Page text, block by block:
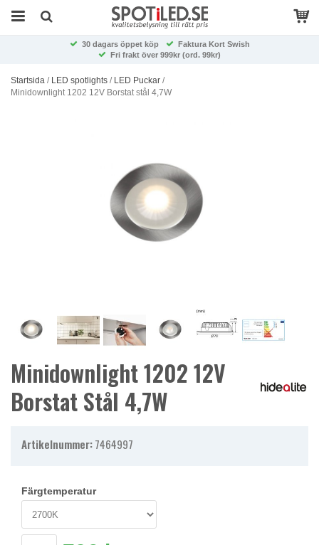
30 dagars öppet köp
Faktura Kort Swish
Fri frakt över 999kr (ord. 99kr)
Startsida / LED spotlights / LED Puckar /
Minidownlight 1202 12V Borstat stål 4,7W
Minidownlight 1202 12V
Borstat Stål 4,7W
Artikelnummer:7464997
Färgtemperatur